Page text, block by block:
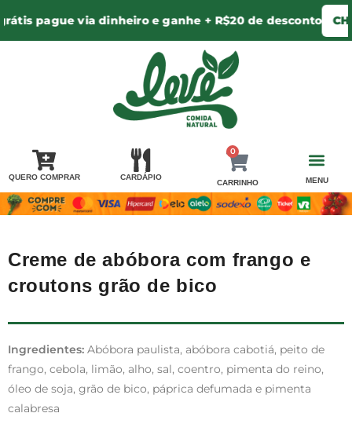
pague via dinheiro e ganhe + R$20 de desconto
QUERO COMPRAR CARDÁPIO
0
CARRINHO MENU
Creme de abóbora com frango e
croutons grão de bico
Ingredientes: Abóbora paulista, abóbora cabotiá, peito de
frango, cebola, limão, alho, sal, coentro, pimenta do reino,
óleo de soja, grão de bico, páprica defumada e pimenta
calabresa